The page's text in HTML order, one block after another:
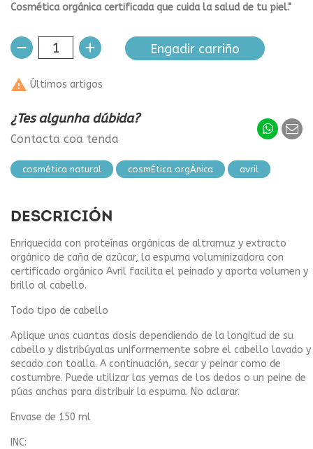
Cosmética orgánica certificada que cuida la salud de tu piel."
Engadir carriño
 Últimos artigos
¿Tes algunha dúbida?
Contacta coa tenda
cosmética natural cosmÉtica orgÁnica avril
DESCRICIÓN
Enriquecida con proteínas orgánicas de altramuz y extracto
orgánico de caña de azúcar, la espuma voluminizadora con
certificado orgánico Avril facilita el peinado y aporta volumen y
brillo al cabello.
Todo tipo de cabello
Aplique unas cuantas dosis dependiendo de la longitud de su
cabello y distribúyalas uniformemente sobre el cabello lavado y
secado con toalla. A continuación, secar y peinar como de
costumbre. Puede utilizar las yemas de los dedos o un peine de
púas anchas para distribuir la espuma. No aclarar.
Envase de 150 ml
INC: